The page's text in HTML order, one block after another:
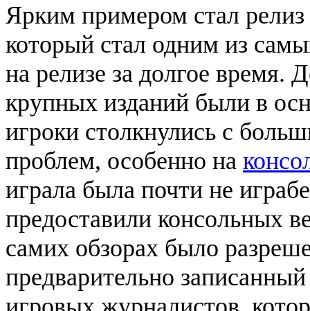
Ярким примером стал релиз
который стал одним из
на релизе за долгое время.
крупных изданий были в
игроки столкнулись с
проблем, особенно на
играла была почти не
предоставили консольных
самих обзорах было
предварительно